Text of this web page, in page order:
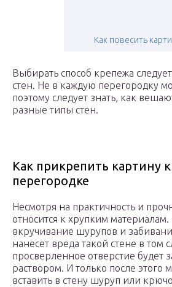
Как повесить
Выбирать способ крепежа
стен. Не в каждую перегородку
поэтому следует знать, как
разные типы стен.
Как прикрепить картину
перегородке
Несмотря на практичность и
относится к хрупким
вкручивание шурупов и
нанесет вреда такой стене в том
просверленное отверстие будет
раствором. И только после этого
вставить в стену шуруп или